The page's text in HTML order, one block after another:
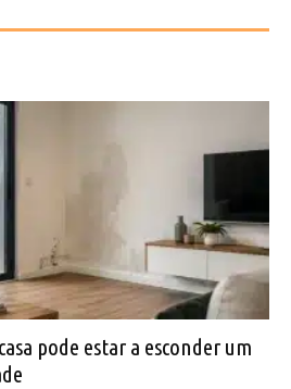
pode estar a esconder um